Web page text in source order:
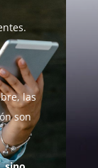
las
son